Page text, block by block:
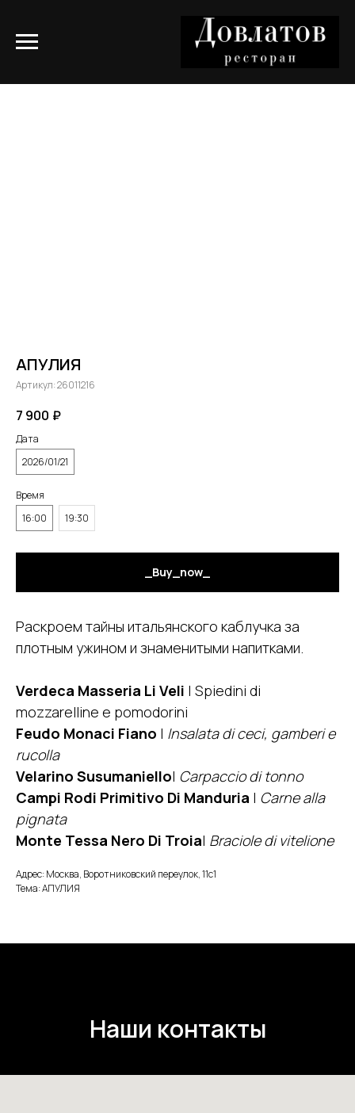
АПУЛИЯ
Артикул:26011216
7 900 ₽
Дата
2026/01/21
Время
16:00
19:30
_Buy_now_
Раскроем тайны итальянского каблучка за
плотным ужином и знаменитыми напитками.
Verdeca Masseria Li Veli | Spiedini di
mozzarelline e pomodorini
Feudo Monaci Fiano | Insalata di ceci, gamberi e
rucolla
Velarino Susumaniello| Carpaccio di tonno
Campi Rodi Primitivo Di Manduria | Carne alla
pignata
Monte Tessa Nero Di Troia| Braciole di vitelione
Адрес: Москва, Воротниковский переулок, 11с1
Тема: АПУЛИЯ
Наши контакты